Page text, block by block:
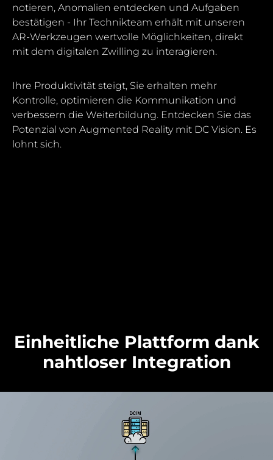
notieren, Anomalien entdecken und Aufgaben
bestätigen - Ihr Technikteam erhält mit unseren
AR-Werkzeugen wertvolle Möglichkeiten, direkt
mit dem digitalen Zwilling zu interagieren.
Ihre Produktivität steigt, Sie erhalten mehr
Kontrolle, optimieren die Kommunikation und
verbessern die Weiterbildung. Entdecken Sie das
Potenzial von Augmented Reality mit DC Vision. Es
lohnt sich.
Einheitliche Plattform dank
nahtloser Integration